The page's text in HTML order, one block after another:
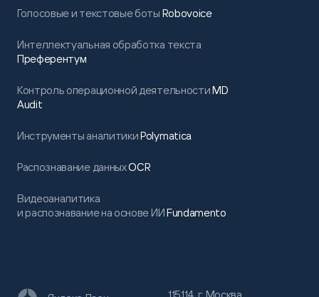
Голосовые и текстовые боты Robovoice
Интеллектуальная обработка текста
Преферентум
Контроль операционной деятельностиMD
Audit
Инструменты аналитикиPolymatica
Распознавание данныхOCR
Видеоаналитика
и распознавание на основе ИИFundamento